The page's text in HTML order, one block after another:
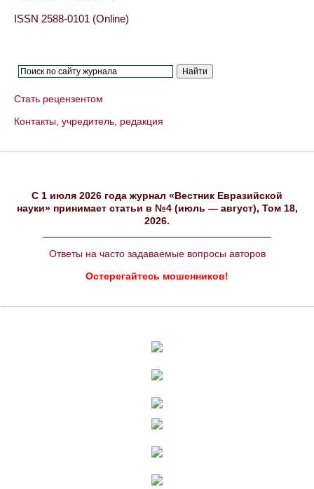
ISSN 2588-0101 (Online)
Стать рецензентом
Контакты, учредитель, редакция
C 1 июля 2026 года журнал «Вестник Евразийской
науки» принимает статьи в №4 (июль — август), Том 18,
2026.
Ответы на часто задаваемые вопросы авторов
Остерегайтесь мошенников!